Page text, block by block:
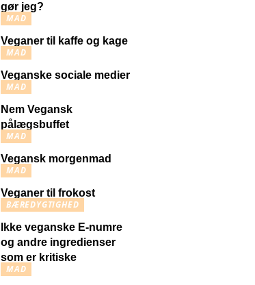
gør jeg?
MAD
Veganer til kaffe og kage
MAD
Veganske sociale medier
MAD
Nem Vegansk
pålægsbuffet
MAD
Vegansk morgenmad
MAD
Veganer til frokost
BÆREDYGTIGHED
Ikke veganske E-numre
og andre ingredienser
som er kritiske
MAD